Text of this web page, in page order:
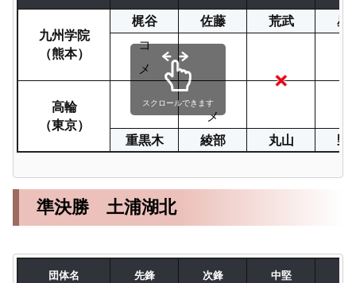
九州学院
（熊本）
梶谷 佐藤 荒武
星
コ
メ
高輪
（東京）
メ
重黒木
綾部 丸山 野
スクロールできます
準決勝 土浦湖北
団体名 先鋒 次鋒 中堅